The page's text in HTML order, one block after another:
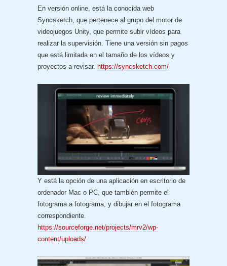
En versión online, está la conocida web
Syncsketch, que pertenece al grupo del motor de
videojuegos Unity, que permite subir vídeos para
realizar la supervisión. Tiene una versión sin pagos
que está limitada en el tamaño de los vídeos y
proyectos a revisar. https://syncsketch.com/
Y está la opción de una aplicación en escritorio de
ordenador Mac o PC, que también permite el
fotograma a fotograma, y dibujar en el fotograma
correspondiente.
https://sourceforge.net/projects/mrv2/wp-
content/uploads/